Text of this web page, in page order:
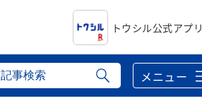
トウシル公式アプリ
メニュー